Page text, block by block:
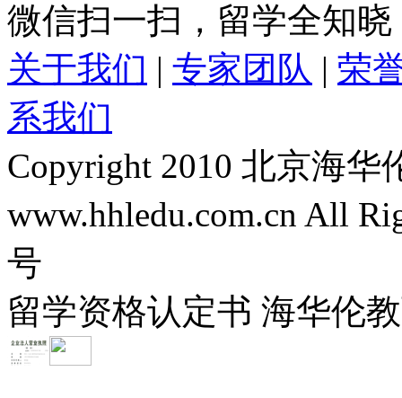
微信扫一扫，留学全知晓
关于我们 | 专家团队 | 荣
系我们
Copyright 2010 北京海
www.hhledu.com.cn All
号
留学资格认定书 海华伦